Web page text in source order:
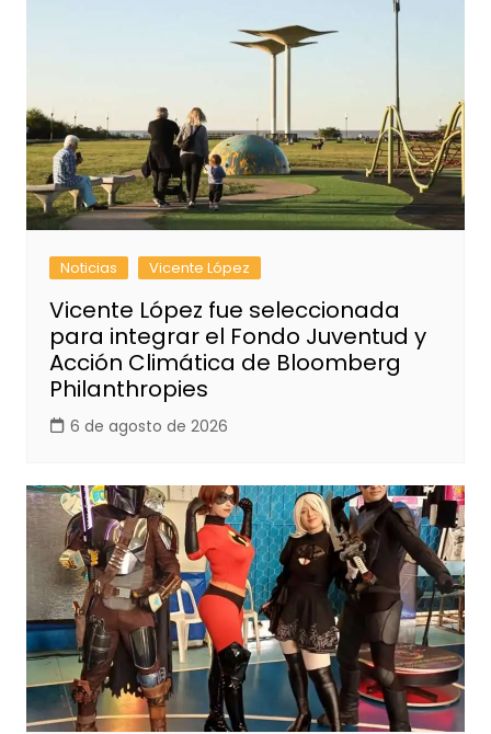
Noticias Vicente López
Vicente López fue seleccionada
para integrar el Fondo Juventud y
Acción Climática de Bloomberg
Philanthropies
6 de agosto de 2026